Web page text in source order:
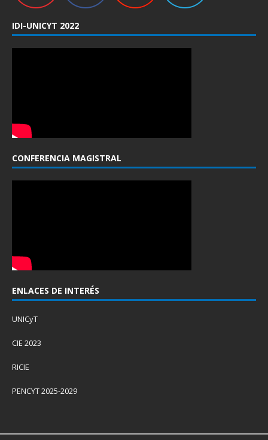
IDI-UNICYT 2022
CONFERENCIA MAGISTRAL
ENLACES DE INTERÉS
UNICyT
CIE 2023
RICIE
PENCYT 2025-2029